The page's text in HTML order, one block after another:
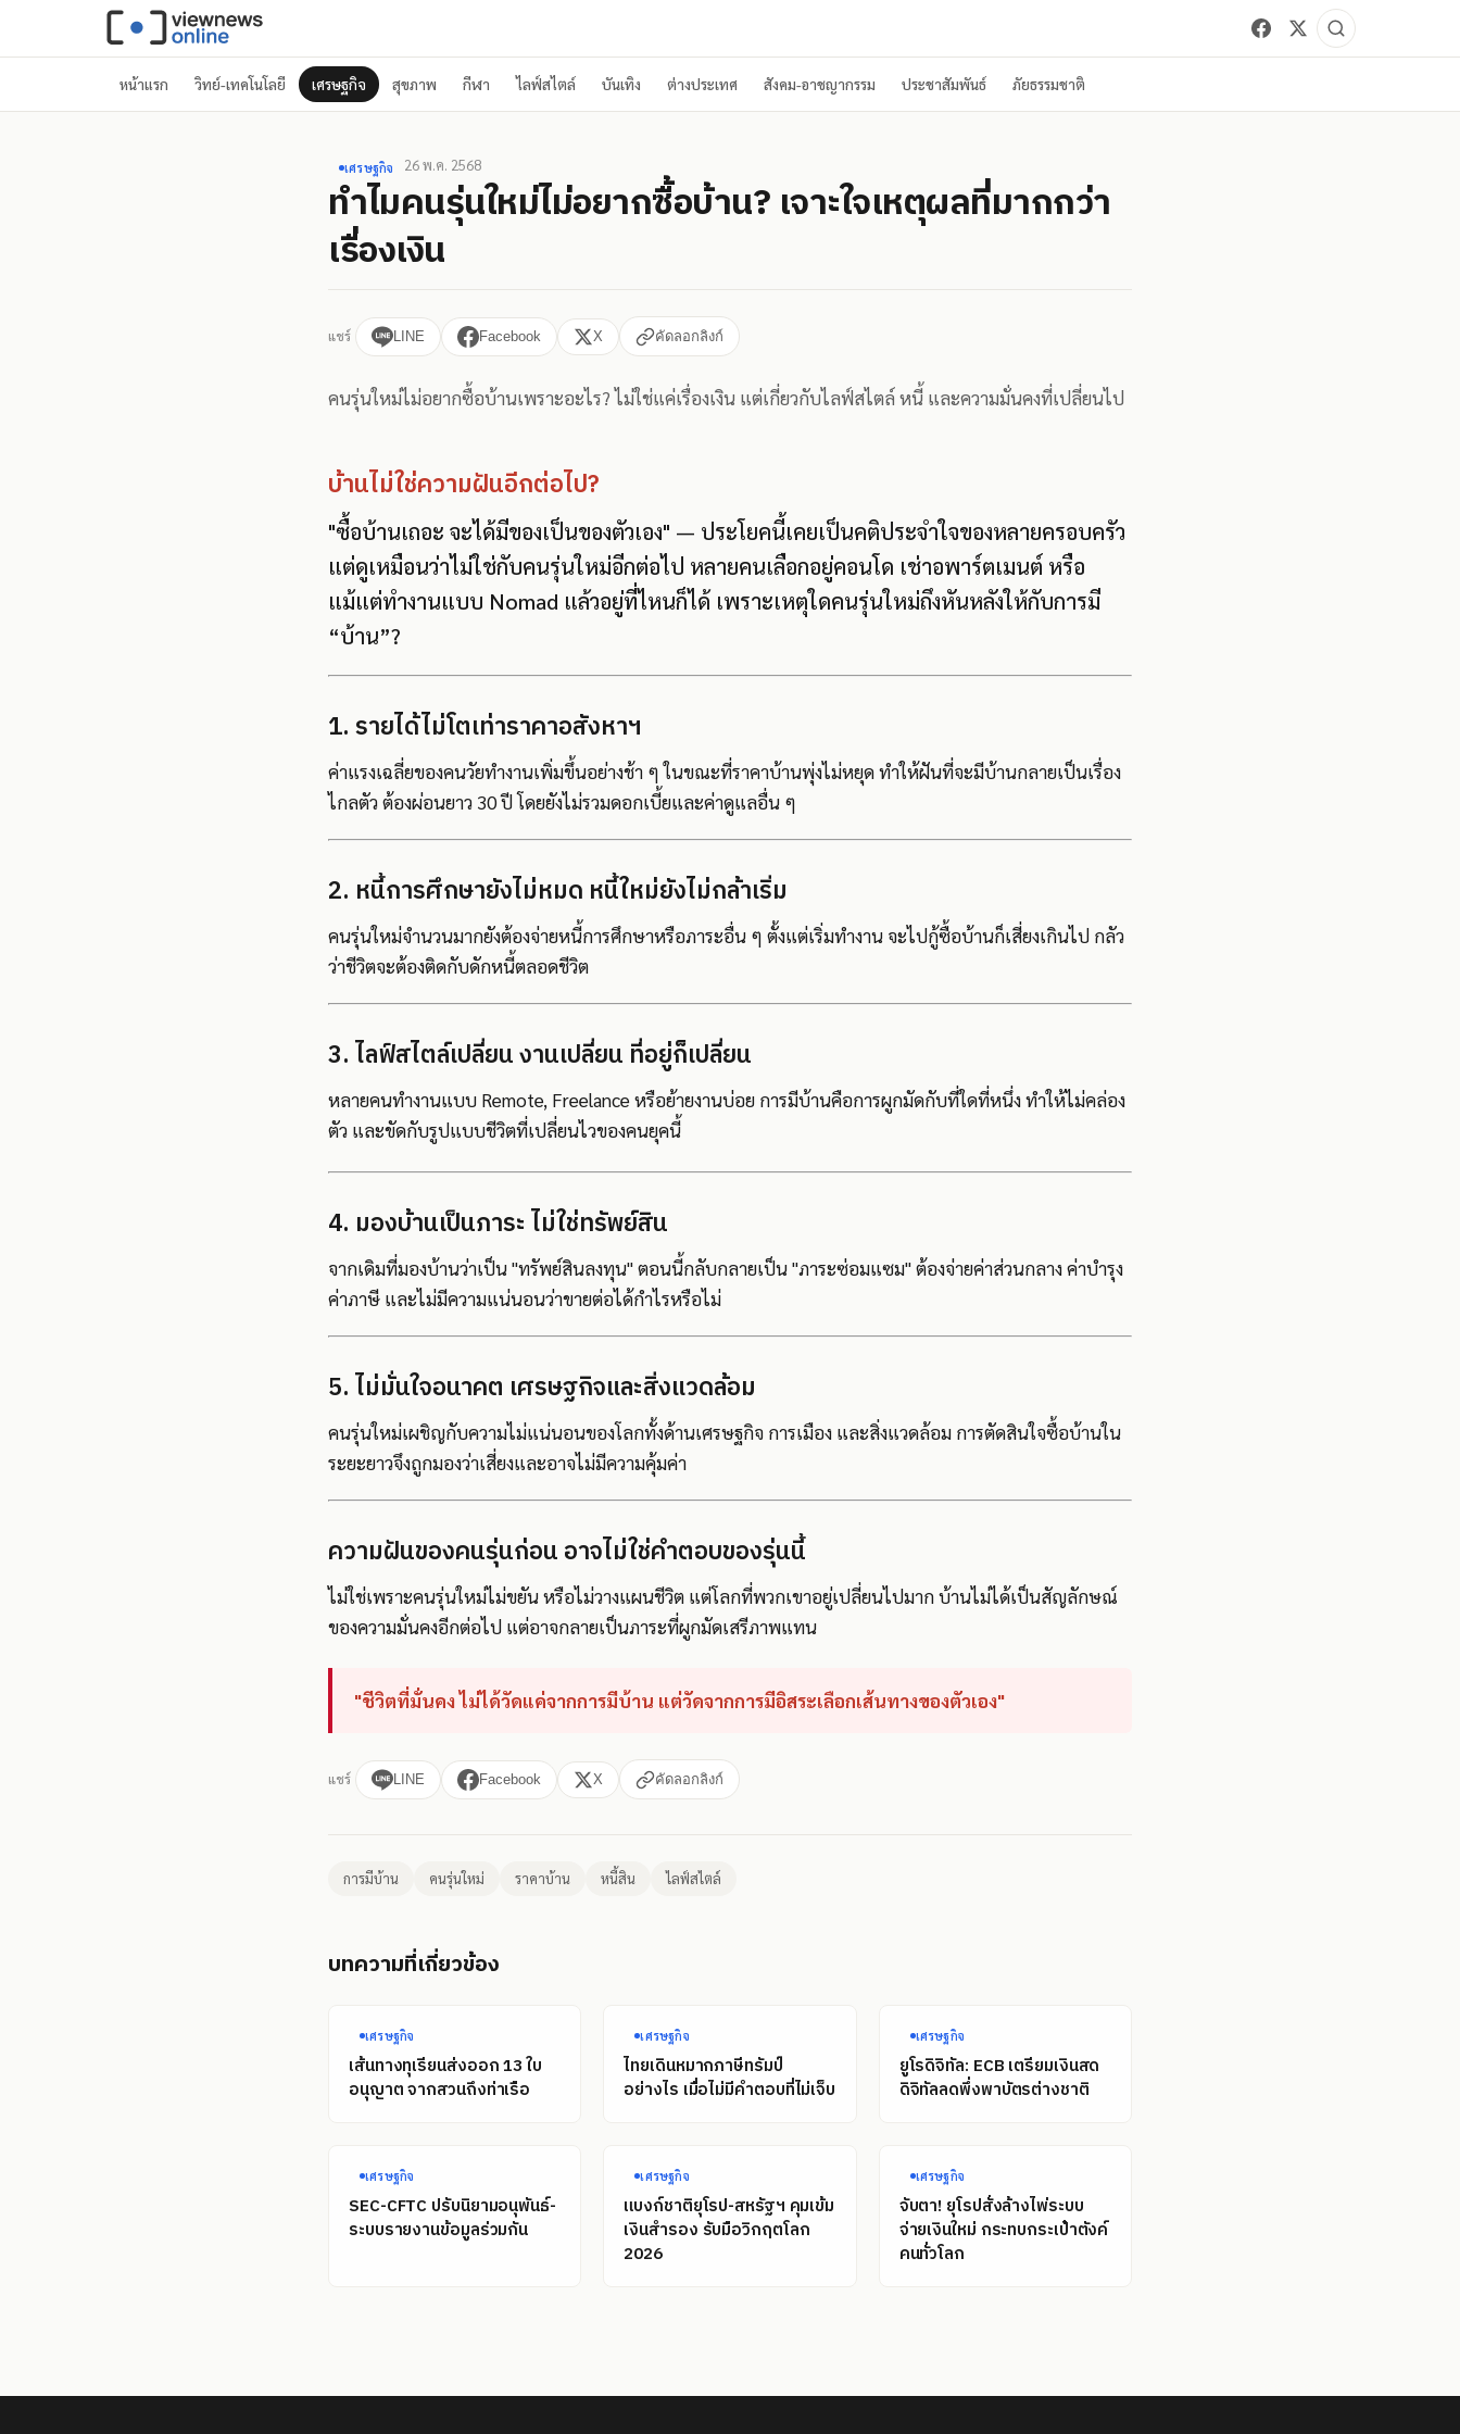
หน้าแรก วิทย์-เทคโนโลยี เศรษฐกิจ สุขภาพ กีฬา ไลฟ์สไตล์ บันเทิง ต่างประเทศ สังคม-อาชญากรรม ประชาสัมพันธ์ ภัยธรรมชาติ
เศรษฐกิจ 26 พ.ค. 2568
ทำไมคนรุ่นใหม่ไม่อยากซื้อบ้าน? เจาะใจเหตุผลที่มากกว่า
เรื่องเงิน
แชร์ LINE Facebook X คัดลอกลิงก์
คนรุ่นใหม่ไม่อยากซื้อบ้านเพราะอะไร? ไม่ใช่แค่เรื่องเงิน แต่เกี่ยวกับไลฟ์สไตล์ หนี้ และความมั่นคงที่เปลี่ยนไป
บ้านไม่ใช่ความฝันอีกต่อไป?
"ซื้อบ้านเถอะ จะได้มีของเป็นของตัวเอง" — ประโยคนี้เคยเป็นคติประจำใจของหลายครอบครัว
แต่ดูเหมือนว่าไม่ใช่กับคนรุ่นใหม่อีกต่อไป หลายคนเลือกอยู่คอนโด เช่าอพาร์ตเมนต์ หรือ
แม้แต่ทำงานแบบ Nomad แล้วอยู่ที่ไหนก็ได้ เพราะเหตุใดคนรุ่นใหม่ถึงหันหลังให้กับการมี
“บ้าน”?
1. รายได้ไม่โตเท่าราคาอสังหาฯ
ค่าแรงเฉลี่ยของคนวัยทำงานเพิ่มขึ้นอย่างช้า ๆ ในขณะที่ราคาบ้านพุ่งไม่หยุด ทำให้ฝันที่จะมีบ้านกลายเป็นเรื่อง
ไกลตัว ต้องผ่อนยาว 30 ปี โดยยังไม่รวมดอกเบี้ยและค่าดูแลอื่น ๆ
2. หนี้การศึกษายังไม่หมด หนี้ใหม่ยังไม่กล้าเริ่ม
คนรุ่นใหม่จำนวนมากยังต้องจ่ายหนี้การศึกษาหรือภาระอื่น ๆ ตั้งแต่เริ่มทำงาน จะไปกู้ซื้อบ้านก็เสี่ยงเกินไป กลัว
ว่าชีวิตจะต้องติดกับดักหนี้ตลอดชีวิต
3. ไลฟ์สไตล์เปลี่ยน งานเปลี่ยน ที่อยู่ก็เปลี่ยน
หลายคนทำงานแบบ Remote, Freelance หรือย้ายงานบ่อย การมีบ้านคือการผูกมัดกับที่ใดที่หนึ่ง ทำให้ไม่คล่อง
ตัว และขัดกับรูปแบบชีวิตที่เปลี่ยนไวของคนยุคนี้
4. มองบ้านเป็นภาระ ไม่ใช่ทรัพย์สิน
จากเดิมที่มองบ้านว่าเป็น "ทรัพย์สินลงทุน" ตอนนี้กลับกลายเป็น "ภาระซ่อมแซม" ต้องจ่ายค่าส่วนกลาง ค่าบำรุง
ค่าภาษี และไม่มีความแน่นอนว่าขายต่อได้กำไรหรือไม่
5. ไม่มั่นใจอนาคต เศรษฐกิจและสิ่งแวดล้อม
คนรุ่นใหม่เผชิญกับความไม่แน่นอนของโลกทั้งด้านเศรษฐกิจ การเมือง และสิ่งแวดล้อม การตัดสินใจซื้อบ้านใน
ระยะยาวจึงถูกมองว่าเสี่ยงและอาจไม่มีความคุ้มค่า
ความฝันของคนรุ่นก่อน อาจไม่ใช่คำตอบของรุ่นนี้
ไม่ใช่เพราะคนรุ่นใหม่ไม่ขยัน หรือไม่วางแผนชีวิต แต่โลกที่พวกเขาอยู่เปลี่ยนไปมาก บ้านไม่ได้เป็นสัญลักษณ์
ของความมั่นคงอีกต่อไป แต่อาจกลายเป็นภาระที่ผูกมัดเสรีภาพแทน
"ชีวิตที่มั่นคง ไม่ได้วัดแค่จากการมีบ้าน แต่วัดจากการมีอิสระเลือกเส้นทางของตัวเอง"
แชร์ LINE Facebook X คัดลอกลิงก์
การมีบ้าน คนรุ่นใหม่ ราคาบ้าน หนี้สิน ไลฟ์สไตล์
บทความที่เกี่ยวข้อง
เศรษฐกิจ
เส้นทางทุเรียนส่งออก 13 ใบ
อนุญาต จากสวนถึงท่าเรือ
เศรษฐกิจ
ไทยเดินหมากภาษีทรัมป์
อย่างไร เมื่อไม่มีคำตอบที่ไม่เจ็บ
เศรษฐกิจ
ยูโรดิจิทัล: ECB เตรียมเงินสด
ดิจิทัลลดพึ่งพาบัตรต่างชาติ
เศรษฐกิจ
SEC-CFTC ปรับนิยามอนุพันธ์-
ระบบรายงานข้อมูลร่วมกัน
เศรษฐกิจ
แบงก์ชาติยุโรป-สหรัฐฯ คุมเข้ม
เงินสำรอง รับมือวิกฤตโลก
2026
เศรษฐกิจ
จับตา! ยุโรปสั่งล้างไพ่ระบบ
จ่ายเงินใหม่ กระทบกระเป๋าตังค์
คนทั่วโลก